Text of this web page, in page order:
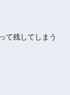
て残してしまう